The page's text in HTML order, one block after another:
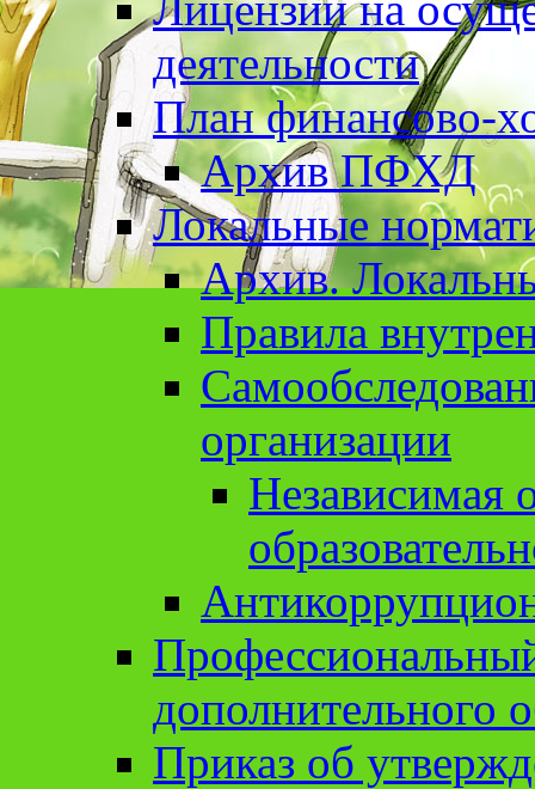
деятельности
План финансово-
Архив ПФХД
Локальные
Архив.
Правила
организации
Независимая
дополнительного
Приказ об